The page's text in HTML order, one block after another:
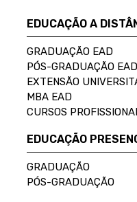
EDUCAÇÃO A
GRADUAÇÃO EAD
PÓS-GRADUAÇÃO EAD
EXTENSÃO
MBA EAD
CURSOS
EDUCAÇÃO
GRADUAÇÃO
PÓS-GRADUAÇÃO